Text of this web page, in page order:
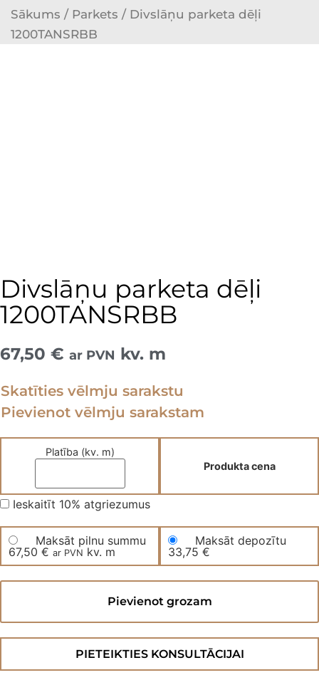
Sākums / Parkets / Divslāņu parketa dēļi
1200TANSRBB
Divslāņu parketa dēļi
1200TANSRBB
67,50 € ar PVN kv. m
Skatīties vēlmju sarakstu
Pievienot vēlmju sarakstam
Platība (kv. m)
Produkta cena
Ieskaitīt 10% atgriezumus
Maksāt pilnu summu
67,50 € ar PVN kv. m
Maksāt depozītu
33,75 €
Divslāņu
1200TANSRBB
Pievienot grozam
PIETEIKTIES KONSULTĀCIJAI